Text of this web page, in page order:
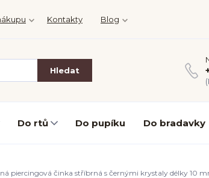
Kontakty Blog
Hledat
Do rtů Do pupíku Do bradavky
piercingová činka stříbrná s černými krystaly délky 10